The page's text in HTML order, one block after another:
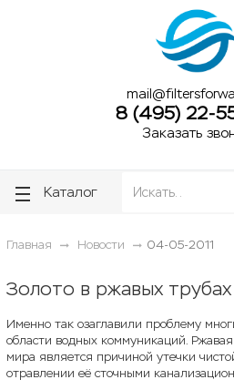
8 (495) 22-
Заказать
Каталог
Главная Новости 04-05-2011
Золото в ржавых трубах
Именно так озаглавили проблему
области водных коммуникаций.
мира является причиной утечки
отравлении её сточными